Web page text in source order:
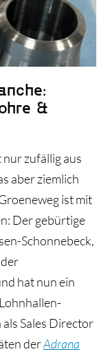
&
zufällig aus
aber ziemlich
ist mit
Der gebürtige
Schonnebeck,
hat nun ein
Sales Director
derAdrana